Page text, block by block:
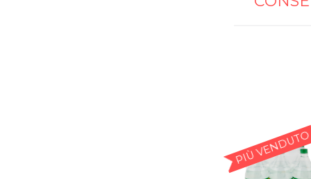
PIÙ VENDUTO